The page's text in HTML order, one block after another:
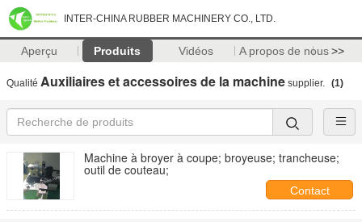
INTER-CHINA RUBBER MACHINERY CO., LTD.
Aperçu Produits Vidéos A propos de nous>>
Qualité Auxiliaires et accessoires de la machine supplier. (1)
Machine à broyer à coupe; broyeuse; trancheuse;
outil de couteau;
Contact